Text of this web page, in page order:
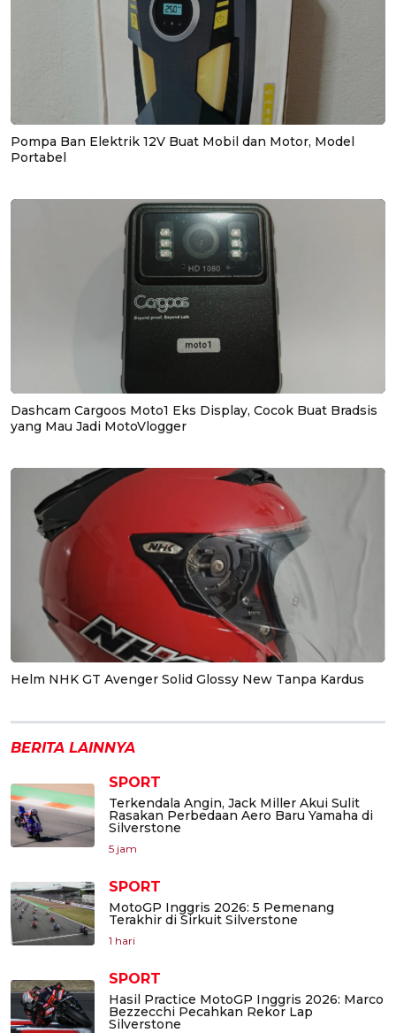
Pompa Ban Elektrik 12V Buat Mobil dan Motor, Model
Portabel
Dashcam Cargoos Moto1 Eks Display, Cocok Buat Bradsis
yang Mau Jadi MotoVlogger
Helm NHK GT Avenger Solid Glossy New Tanpa Kardus
BERITA LAINNYA
SPORT
Terkendala Angin, Jack Miller Akui Sulit
Rasakan Perbedaan Aero Baru Yamaha di
Silverstone
5 jam
SPORT
MotoGP Inggris 2026: 5 Pemenang
Terakhir di Sirkuit Silverstone
1 hari
SPORT
Hasil Practice MotoGP Inggris 2026: Marco
Bezzecchi Pecahkan Rekor Lap
Silverstone